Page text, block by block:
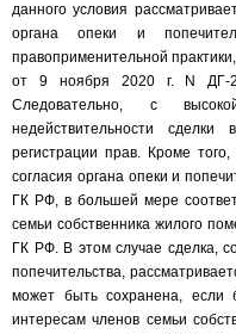
данного условия
органа опеки и
правоприменительной
от 9 ноября 2020 г. N ДГ-
Следовательно, с
недействительности сделки
регистрации прав. Кроме
согласия органа опеки и
ГК РФ, в большей мере
семьи собственника жилого
ГК РФ. В этом случае сделка,
попечительства,
может быть сохранена, если
интересам членов семьи